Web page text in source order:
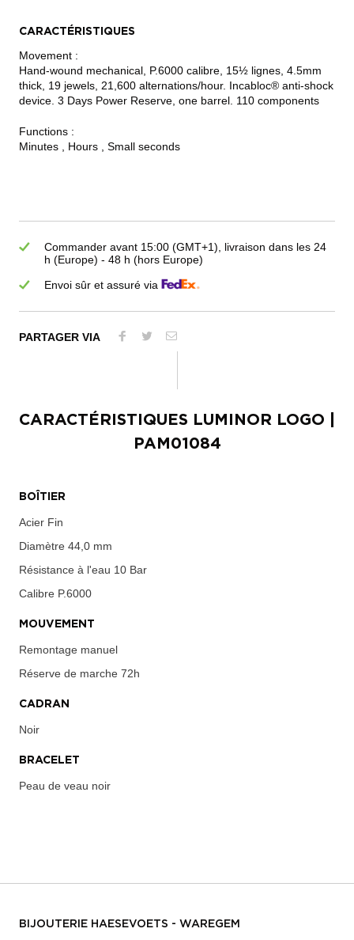
CARACTÉRISTIQUES
Movement :
Hand-wound mechanical, P.6000 calibre, 15½ lignes, 4.5mm
thick, 19 jewels, 21,600 alternations/hour. Incabloc® anti-shock
device. 3 Days Power Reserve, one barrel. 110 components
Functions :
Minutes , Hours , Small seconds
Commander avant 15:00 (GMT+1), livraison dans les 24
h (Europe) - 48 h (hors Europe)
Envoi sûr et assuré via
PARTAGER VIA
CARACTÉRISTIQUES LUMINOR LOGO
PAM01084
BOÎTIER
Acier Fin
Diamètre 44,0 mm
Résistance à l'eau 10 Bar
Calibre P.6000
MOUVEMENT
Remontage manuel
Réserve de marche 72h
CADRAN
Noir
BRACELET
Peau de veau noir
BIJOUTERIE HAESEVOETS - WAREGEM